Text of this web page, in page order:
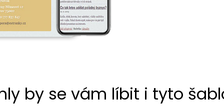
by se vám líbit i tyto